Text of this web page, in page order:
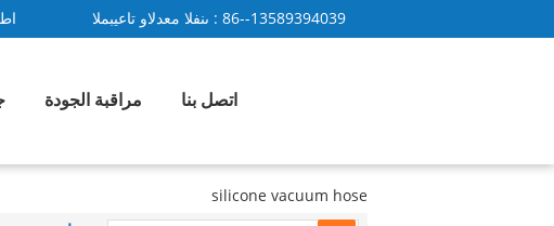
المبيعات والدعم الفنى : 86--13589394039
مراقبة الجودة اتصل بنا
silicone vacuum hose